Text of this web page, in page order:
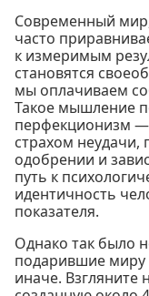
Современный
часто
к измеримым
становятся
мы оплачиваем
Такое мышление
перфекционизм —
страхом
одобрении и
путь к
идентичность
показателя.
Однако так было
подарившие
иначе. Взгляните